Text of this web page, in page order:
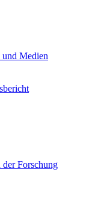
Medien
der Forschung